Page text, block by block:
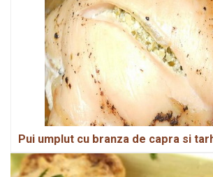
Pui umplut cu branza de capra si